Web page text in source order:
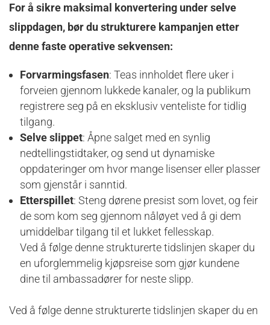
For å sikre maksimal konvertering under selve
slippdagen, bør du strukturere kampanjen etter
denne faste operative sekvensen:
Forvarmingsfasen: Teas innholdet flere uker i
forveien gjennom lukkede kanaler, og la publikum
registrere seg på en eksklusiv venteliste for tidlig
tilgang.
Selve slippet: Åpne salget med en synlig
nedtellingstidtaker, og send ut dynamiske
oppdateringer om hvor mange lisenser eller plasser
som gjenstår i sanntid.
Etterspillet: Steng dørene presist som lovet, og feir
de som kom seg gjennom nåløyet ved å gi dem
umiddelbar tilgang til et lukket fellesskap.
Ved å følge denne strukturerte tidslinjen skaper du
en uforglemmelig kjøpsreise som gjør kundene
dine til ambassadører for neste slipp.
Ved å følge denne strukturerte tidslinjen skaper du en